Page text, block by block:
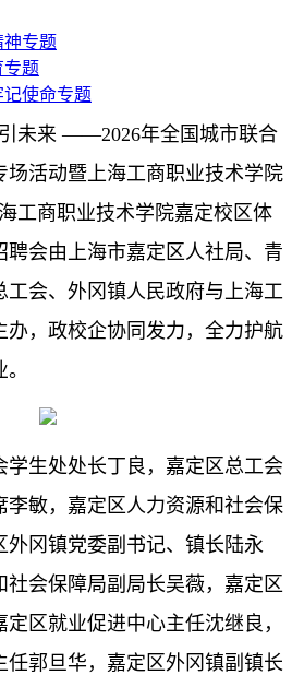
神专题
专题
使命专题
未来 ——2026年全国城市联合
场活动暨上海工商职业技术学院
工商职业技术学院嘉定校区体
聘会由上海市嘉定区人社局、青
工会、外冈镇人民政府与上海工
办，政校企协同发力，全力护航
学生处处长丁良，嘉定区总工会
李敏，嘉定区人力资源和社会保
外冈镇党委副书记、镇长陆永
社会保障局副局长吴薇，嘉定区
区就业促进中心主任沈继良，
任郭旦华，嘉定区外冈镇副镇长